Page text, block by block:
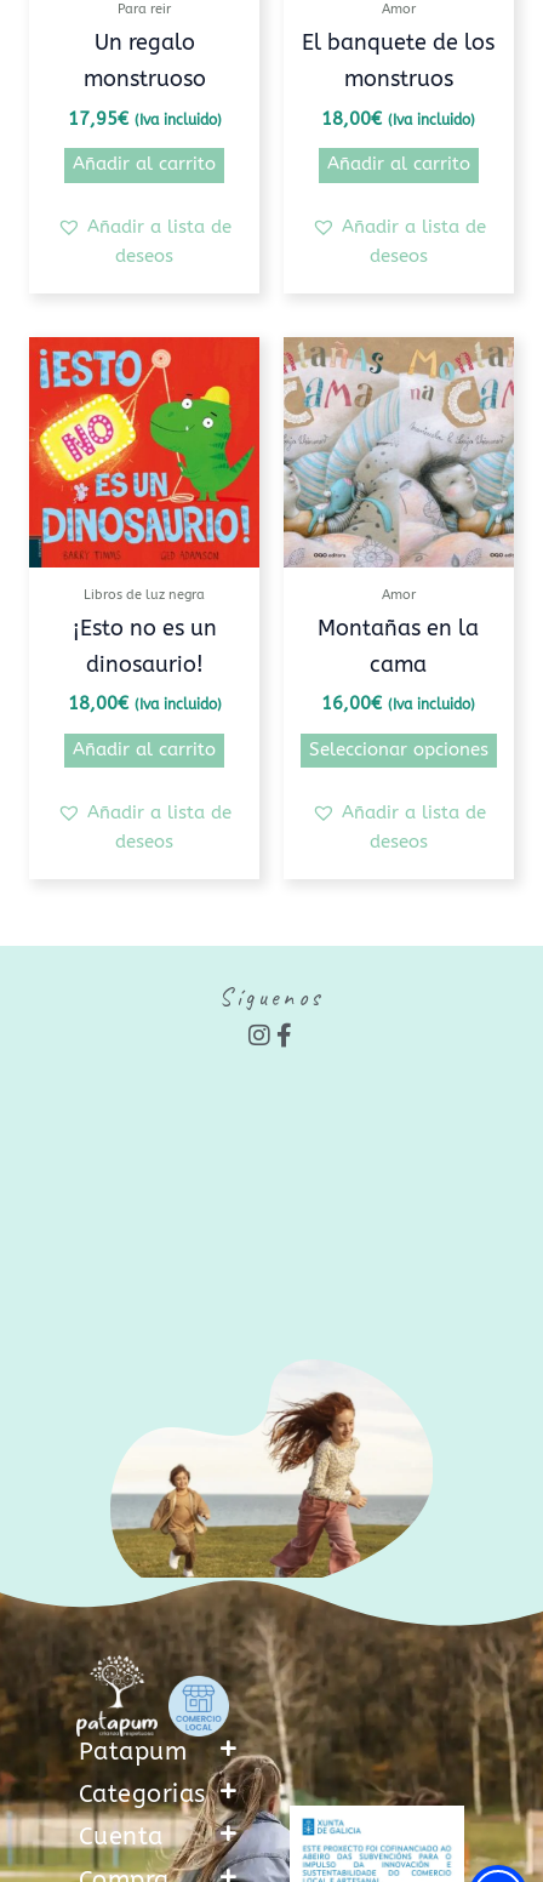
Para reir
Un regalo
monstruoso
17,95€ (Iva incluido)
Añadir al carrito
Añadir a lista de
deseos
Amor
El banquete de los
monstruos
18,00€ (Iva incluido)
Añadir al carrito
Añadir a lista de
deseos
Libros de luz negra
¡Esto no es un
dinosaurio!
18,00€ (Iva incluido)
Añadir al carrito
Añadir a lista de
deseos
Amor
Montañas en la
cama
16,00€ (Iva incluido)
Seleccionar opciones
Este
tiene
Las
se
Añadir a lista de
deseos
Síguenos
I
n
F
a
Patapum
Categorias
Cuenta